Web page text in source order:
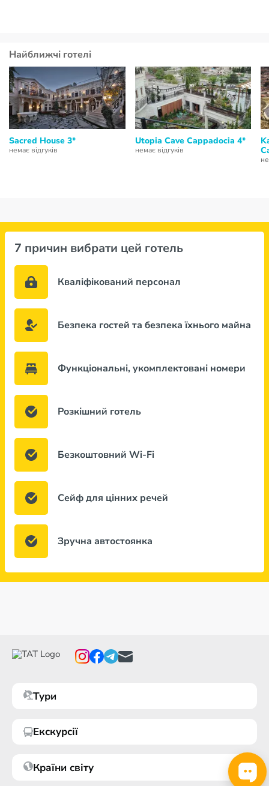
Найближчі готелі
Sacred House 3*
немає відгуків
Utopia Cave Cappadocia 4*
немає відгуків
7 причин вибрати цей готель
Кваліфікований персонал
Безпека гостей та безпека їхнього майна
Функціональні, укомплектовані номери
Розкішний готель
Безкоштовний Wi-Fi
Сейф для цінних речей
Зручна автостоянка
Тури
Екскурсії
Країни світу